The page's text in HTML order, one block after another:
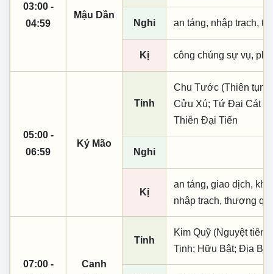
03:00 -
04:59
Mậu Dần
Nghi an táng, nhập trạch,
Kị công chúng sự vụ,
05:00 -
06:59
Kỷ Mão
Tinh
Chu Tước (Thiên
Cửu Xú; Tứ Đại Cát
Thiên Đại Tiến
Nghi
Kị
an táng, giao dịch,
nhập trạch, thượng
07:00 -
Canh
Tinh
Kim Quỹ (Nguyệt tiên,
Tinh; Hữu Bật; Địa